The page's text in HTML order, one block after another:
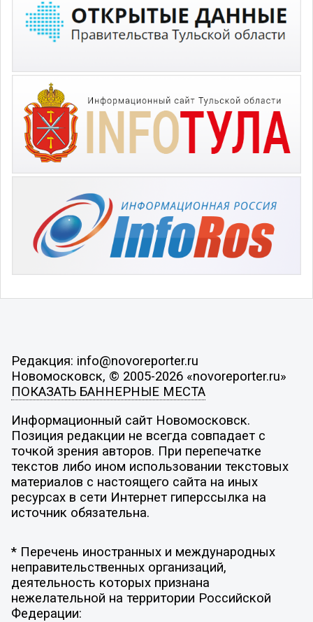
Редакция: info@novoreporter.ru
Новомосковск, © 2005-2026 «novoreporter.ru»
ПОКАЗАТЬ БАННЕРНЫЕ МЕСТА
Информационный сайт Новомосковск.
Позиция редакции не всегда совпадает с
точкой зрения авторов. При перепечатке
текстов либо ином использовании текстовых
материалов с настоящего сайта на иных
ресурсах в сети Интернет гиперссылка на
источник обязательна.
* Перечень иностранных и международных
неправительственных организаций,
деятельность которых признана
нежелательной на территории Российской
Федерации: